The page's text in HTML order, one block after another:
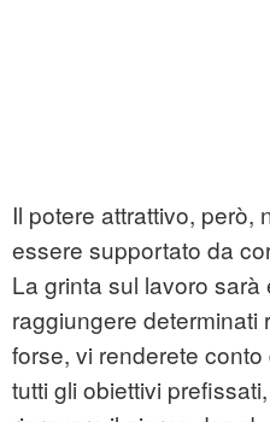
Il potere attrattivo, però,
essere supportato da
La grinta sul lavoro
raggiungere determinati
forse, vi renderete
tutti gli obiettivi